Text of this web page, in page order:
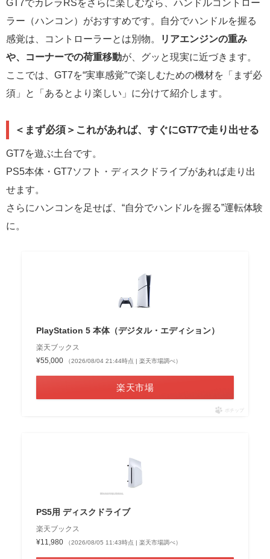
GT7でカレラRSをさらに楽しむなら、ハンドルコントロー
ラー（ハンコン）がおすすめです。自分でハンドルを握る
感覚は、コントローラーとは別物。
リアエンジンの重み
や、コーナーでの荷重移動が、グッと現実に近づきます。
ここでは、GT7を“実車感覚”で楽しむための機材を「まず必
須」と「あるとより楽しい」に分けて紹介します。
＜まず必須＞これがあれば、すぐにGT7で走り出せる
GT7を遊ぶ土台です。
PS5本体・GT7ソフト・ディスクドライブがあれば走り出
せます。
さらにハンコンを足せば、“自分でハンドルを握る”運転体験
に。
PlayStation 5 本体（デジタル・エディション）
楽天ブックス
¥55,000
（2026/08/04 21:44時点 | 楽天市場調べ）
楽天市場
ポチップ
PS5用 ディスクドライブ
楽天ブックス
¥11,980
（2026/08/05 11:43時点 | 楽天市場調べ）